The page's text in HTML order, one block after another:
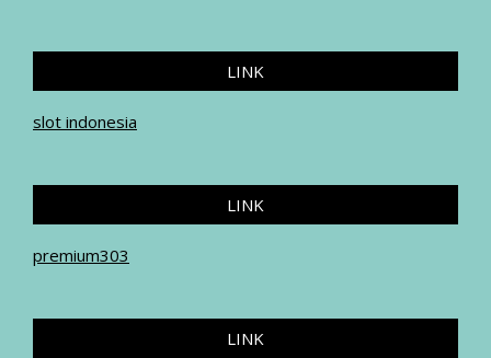
LINK
slot indonesia
LINK
premium303
LINK